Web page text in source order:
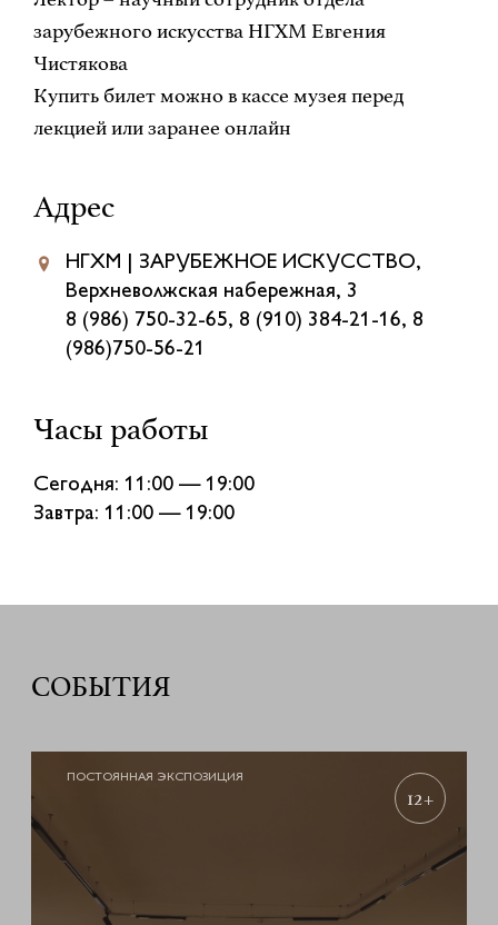
зарубежного искусства НГХМ Евгения
Чистякова
Купить билет можно в кассе музея перед
лекцией или заранее онлайн
Адрес
НГХМ | ЗАРУБЕЖНОЕ ИСКУССТВО,
Верхневолжская набережная, 3
8 (986) 750-32-65, 8 (910) 384-21-16, 8
(986)750-56-21
Часы работы
Сегодня: 11:00 — 19:00
Завтра: 11:00 — 19:00
СОБЫТИЯ
ПОСТОЯННАЯ ЭКСПОЗИЦИЯ
12+